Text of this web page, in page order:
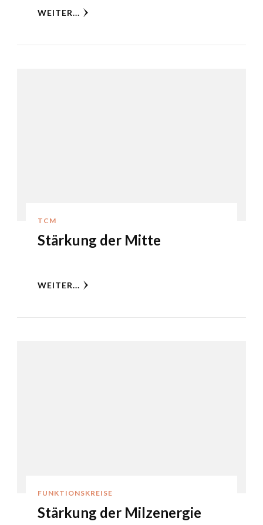
WEITER...
TCM
Stärkung der Mitte
WEITER...
FUNKTIONSKREISE
Stärkung der Milzenergie